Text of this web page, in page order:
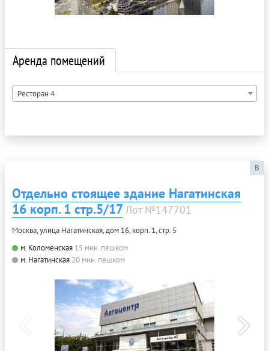
Аренда помещений
Ресторан 4
B
Отдельно стоящее здание Нагатинская
16 корп. 1 стр.5/17 Лот №147701
Москва, улица Нагатинская, дом 16, корп. 1, стр. 5
м. Коломенская 15 мин. пешком
м. Нагатинская 20 мин. пешком